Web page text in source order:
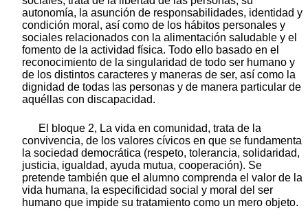
autonomía, la asunción de responsabilidades, identidad y
condición moral, así como de los hábitos personales y
sociales relacionados con la alimentación saludable y el
fomento de la actividad física. Todo ello basado en el
reconocimiento de la singularidad de todo ser humano y
de los distintos caracteres y maneras de ser, así como la
dignidad de todas las personas y de manera particular de
aquéllas con discapacidad.
El bloque 2, La vida en comunidad, trata de la
convivencia, de los valores cívicos en que se fundamenta
la sociedad democrática (respeto, tolerancia, solidaridad,
justicia, igualdad, ayuda mutua, cooperación). Se
pretende también que el alumno comprenda el valor de la
vida humana, la especificidad social y moral del ser
humano que impide su tratamiento como un mero objeto.